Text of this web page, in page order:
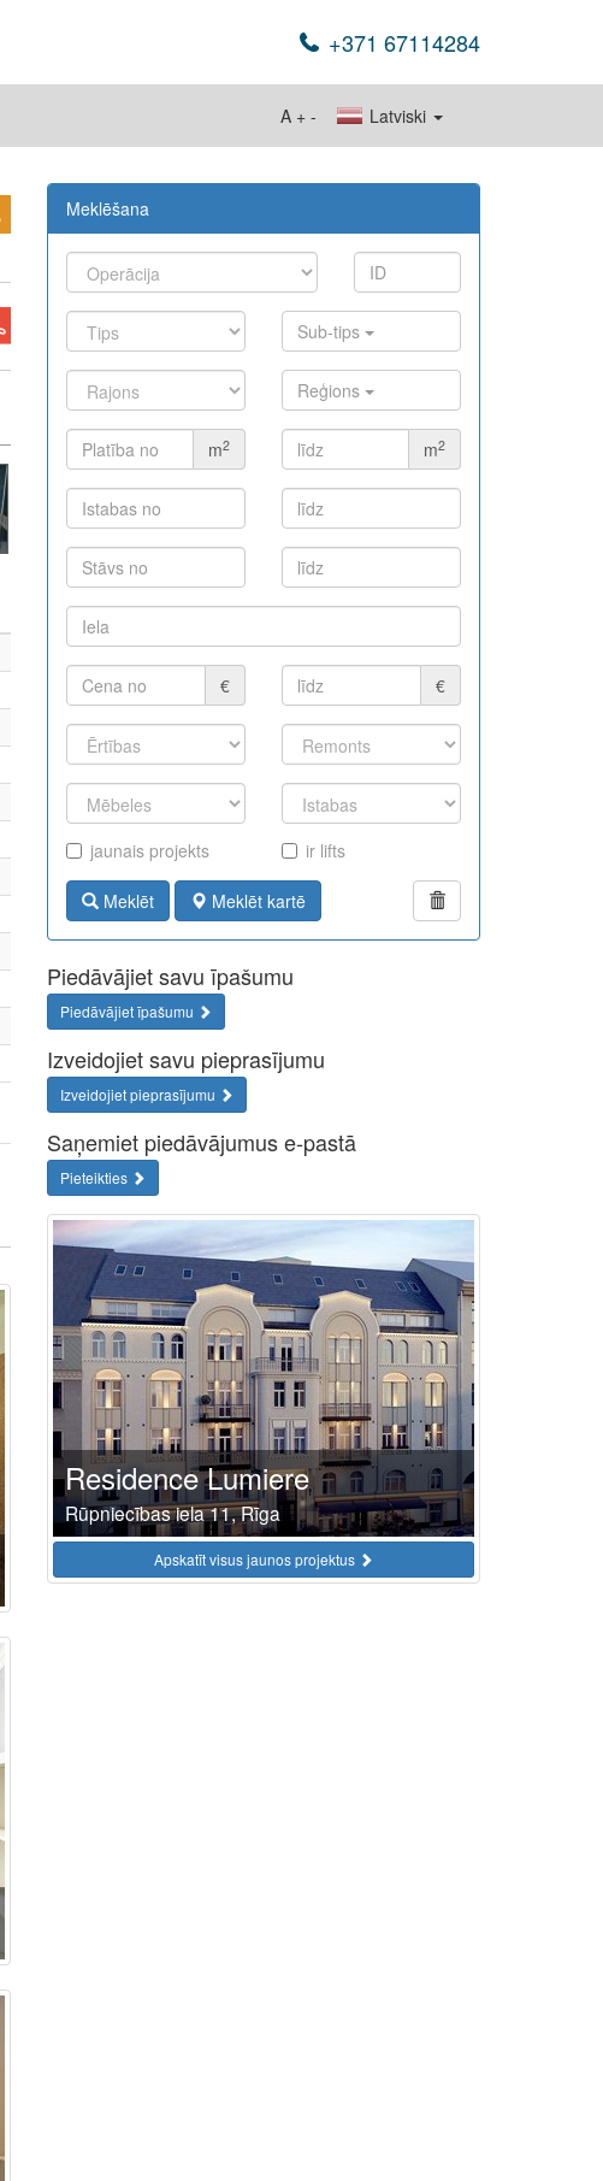
+371 67114284
Latviski
A + -
Meklēšana
Sub-tips
Reģions
m2 m2
€ €
jaunais projekts ir lifts
Meklēt Meklēt kartē
Piedāvājiet savu īpašumu
Piedāvājiet īpašumu
Izveidojiet savu pieprasījumu
Izveidojiet pieprasījumu
Saņemiet piedāvājumus e-pastā
Pieteikties
Residence Lumiere
Rūpniecības iela 11, Rīga
Apskatīt visus jaunos projektus